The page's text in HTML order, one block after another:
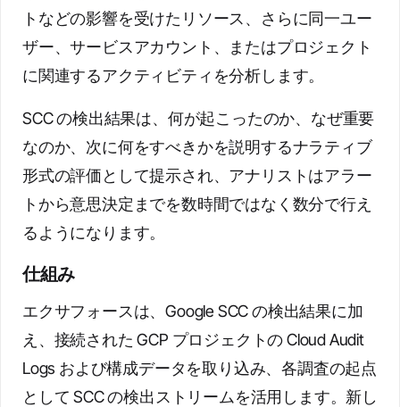
トなどの影響を受けたリソース、さらに同一ユー
ザー、サービスアカウント、またはプロジェクト
に関連するアクティビティを分析します。
SCC の検出結果は、何が起こったのか、なぜ重要
なのか、次に何をすべきかを説明するナラティブ
形式の評価として提示され、アナリストはアラー
トから意思決定までを数時間ではなく数分で行え
るようになります。
仕組み
エクサフォースは、Google SCC の検出結果に加
え、接続された GCP プロジェクトの Cloud Audit
Logs および構成データを取り込み、各調査の起点
として SCC の検出ストリームを活用します。新し